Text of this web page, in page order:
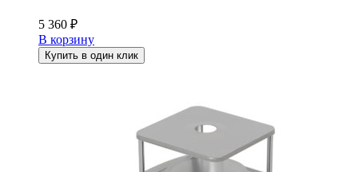
5 360 ₽
В корзину
Купить в один клик